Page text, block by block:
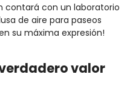
contará con un laboratorio
de aire para paseos
su máxima expresión!
valor